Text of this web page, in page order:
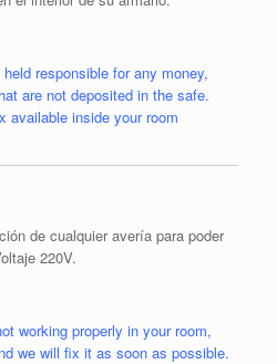
responsible for any money,
are not deposited in the safe.
available inside your room
de cualquier avería para poder
220V.
working properly in your room,
we will fix it as soon as possible.